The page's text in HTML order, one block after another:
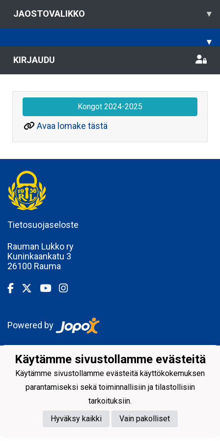
JAOSTOVALIKKO ▾
▾
KIRJAUDU
Kongot 2024-2025
Avaa lomake tästä
Tietosuojaseloste
Rauman Lukko ry
Kuninkaankatu 3
26100 Rauma
Powered by
Käytämme sivustollamme evästeitä
Käytämme sivustollamme evästeitä käyttökokemuksen
parantamiseksi sekä toiminnallisiin ja tilastollisiin
tarkoituksiin.
Hyväksy kaikki
Vain pakolliset